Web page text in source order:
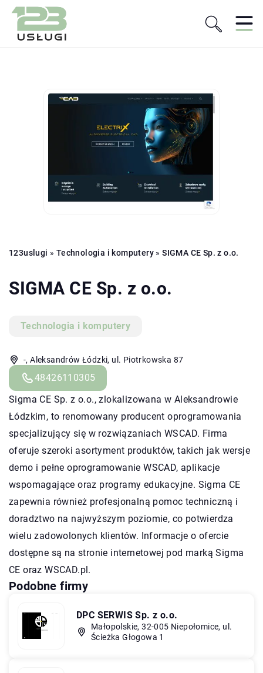
123uslugi » Technologia i komputery »SIGMA CE Sp. z o.o.
SIGMA CE Sp. z o.o.
Technologia i komputery
-, Aleksandrów Łódzki, ul. Piotrkowska 87
48426110305
Sigma CE Sp. z o.o., zlokalizowana w Aleksandrowie
Łódzkim, to renomowany producent oprogramowania
specjalizujący się w rozwiązaniach WSCAD. Firma
oferuje szeroki asortyment produktów, takich jak wersje
demo i pełne oprogramowanie WSCAD, aplikacje
wspomagające oraz programy edukacyjne. Sigma CE
zapewnia również profesjonalną pomoc techniczną i
doradztwo na najwyższym poziomie, co potwierdza
wielu zadowolonych klientów. Informacje o ofercie
dostępne są na stronie internetowej pod marką Sigma
CE orazWSCAD.pl.
Podobne firmy
DPC SERWIS Sp. z o.o.
Małopolskie, 32-005 Niepołomice, ul.
Ścieżka Głogowa 1